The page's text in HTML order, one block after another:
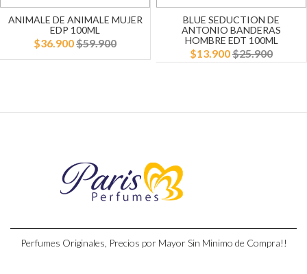
ANIMALE DE ANIMALE MUJER
EDP 100ML
$36.900$59.900
BLUE SEDUCTION DE
ANTONIO BANDERAS
HOMBRE EDT 100ML
$13.900$25.900
Perfumes Originales, Precios por Mayor Sin Minimo de Compra!!